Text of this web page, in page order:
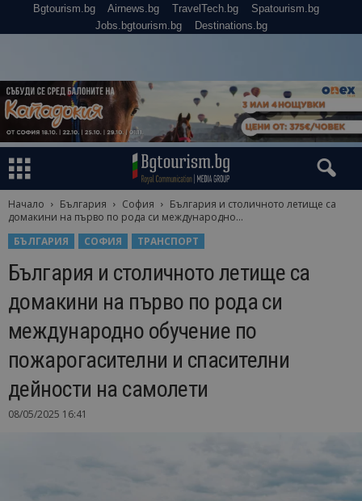
Bgtourism.bg Airnews.bg TravelTech.bg
Spatourism.bg
Jobs.bgtourism.bg
Destinations.bg
Начало България София
България и столичното летище са
домакини на първо по рода си международно...
БЪЛГАРИЯ
СОФИЯ ТРАНСПОРТ
България и столичното летище са
домакини на първо по рода си
международно обучение по
пожарогасителни и спасителни
дейности на самолети
08/05/2025 16:41